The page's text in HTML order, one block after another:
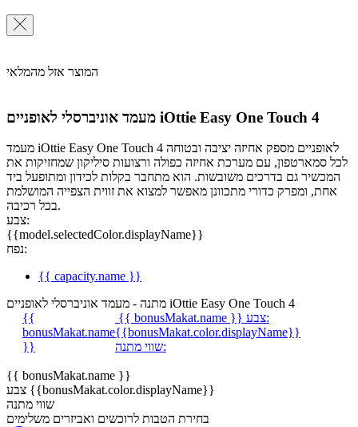
המוצר אזל מהמלאי
מעמד אוניברסלי לאופניים iOttie Easy One Touch 4
מעמד iOttie Easy One Touch 4 לאופניים מספק אחיזה יציבה ובטוחה
לכל סמארטפון, עם מערכת אחיזה כפולה ורצועות סיליקון שמחזיקות את
המכשיר גם בדרכים משובשות. הוא מתחבר בקלות לכידון ומתופעל ביד
אחת, ומפרק כדורי מתכוונן מאפשר למצוא את זווית הצפייה המושלמת
בכל רכיבה.
צבע:
{{model.selectedColor.displayName}}
נפח:
{{ capacity.name }}
מתנה - מעמד אוניברסלי לאופניים iOttie Easy One Touch 4
{{
bonusMakat.name
}}
{{ bonusMakat.name }}
צבע:
{{bonusMakat.color.displayName}}
שווי מתנה:
{{ bonusMakat.name }}
צבע {{bonusMakat.color.displayName}}
שווי מתנה
בחירת הטבות לרוכשים ואביזרים משלימים